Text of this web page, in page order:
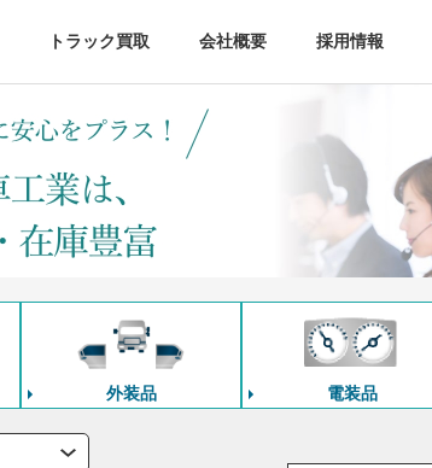
トラック買取 会社概要 採用情報
外装品 電装品